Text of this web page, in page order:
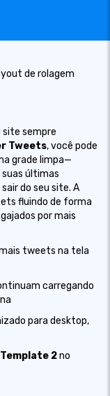
de rolagem
site sempre
Tweets, você pode
grade limpa—
últimas
do seu site. A
fluindo de forma
por mais
tweets na tela
carregando
para desktop,
Template 2no